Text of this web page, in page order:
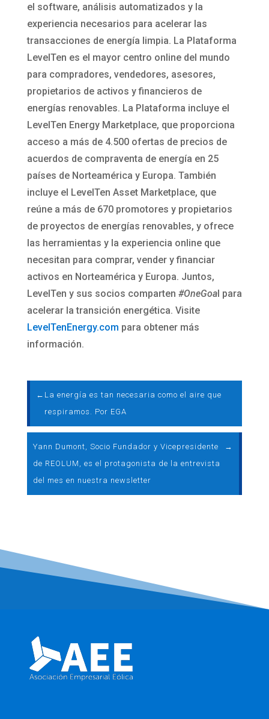
el software, análisis automatizados y la
experiencia necesarios para acelerar las
transacciones de energía limpia. La Plataforma
LevelTen es el mayor centro online del mundo
para compradores, vendedores, asesores,
propietarios de activos y financieros de
energías renovables. La Plataforma incluye el
LevelTen Energy Marketplace, que proporciona
acceso a más de 4.500 ofertas de precios de
acuerdos de compraventa de energía en 25
países de Norteamérica y Europa. También
incluye el LevelTen Asset Marketplace, que
reúne a más de 670 promotores y propietarios
de proyectos de energías renovables, y ofrece
las herramientas y la experiencia online que
necesitan para comprar, vender y financiar
activos en Norteamérica y Europa. Juntos,
LevelTen y sus socios comparten #OneGoal para
acelerar la transición energética. Visite
LevelTenEnergy.com para obtener más
información.
← La energía es tan necesaria como el aire que
respiramos. Por EGA
Yann Dumont, Socio Fundador y Vicepresidente
de REOLUM, es el protagonista de la entrevista
del mes en nuestra newsletter
→